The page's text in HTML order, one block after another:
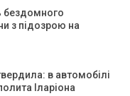
бездомного
з підозрою на
в автомобілі
Іларіона